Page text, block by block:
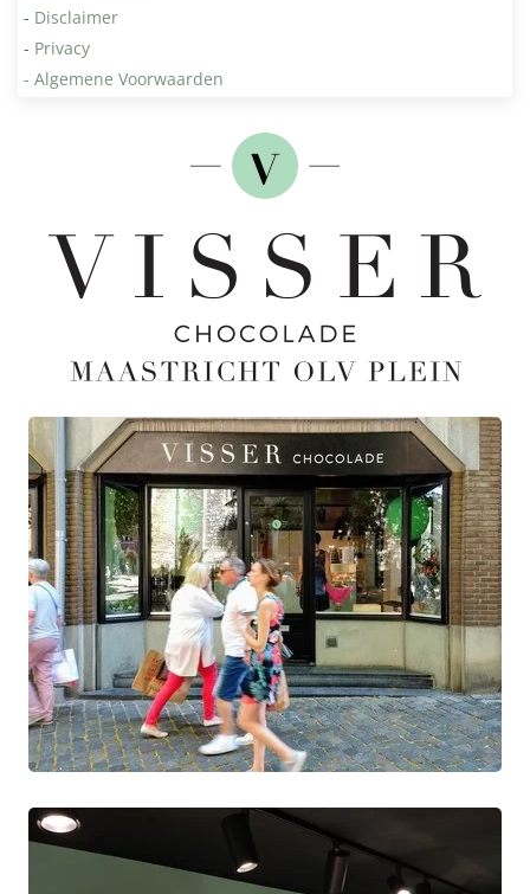
- Disclaimer
- Privacy
- Algemene Voorwaarden